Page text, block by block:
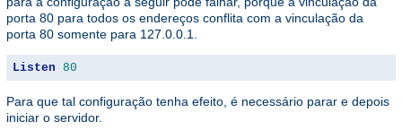
porta 80 para todos os endereços conflita com a vinculação da
porta 80 somente para 127.0.0.1.
Listen 80
Para que tal configuração tenha efeito, é necessário parar e depois
iniciar o servidor.